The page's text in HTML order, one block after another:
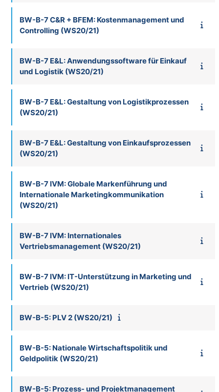
BW-B-7 C&R + BFEM: Kostenmanagement und
Controlling (WS20/21)
BW-B-7 E&L: Anwendungssoftware für Einkauf
und Logistik (WS20/21)
BW-B-7 E&L: Gestaltung von Logistikprozessen
(WS20/21)
BW-B-7 E&L: Gestaltung von Einkaufsprozessen
(WS20/21)
BW-B-7 IVM: Globale Markenführung und
Internationale Marketingkommunikation
(WS20/21)
BW-B-7 IVM: Internationales
Vertriebsmanagement (WS20/21)
BW-B-7 IVM: IT-Unterstützung in Marketing und
Vertrieb (WS20/21)
BW-B-5: PLV 2 (WS20/21)
BW-B-5: Nationale Wirtschaftspolitik und
Geldpolitik (WS20/21)
BW-B-5: Prozess- und Projektmanagement